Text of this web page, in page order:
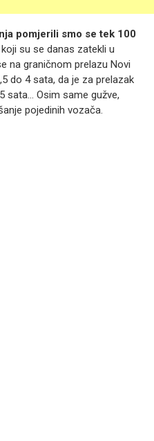
pomjerili smo se tek 100
su se danas zatekli u
na graničnom prelazu Novi
do 4 sata, da je za prelazak
sata… Osim same gužve,
pojedinih vozača.